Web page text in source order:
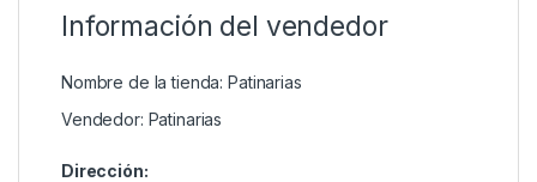
Información del vendedor
Nombre de la tienda: Patinarias
Vendedor: Patinarias
Dirección: